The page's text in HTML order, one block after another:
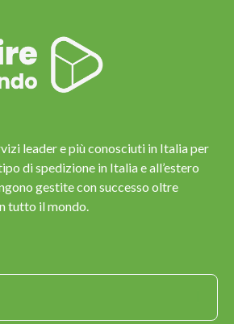
leader e più conosciuti in Italia per
di spedizione in Italia e all’estero
gestite con successo oltre
tutto il mondo.